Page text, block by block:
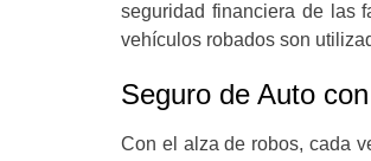
seguridad financiera de las
vehículos robados son
Seguro de Auto
Con el alza de robos, cada